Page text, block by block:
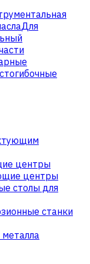
Для
центры
центры
столы для
станки